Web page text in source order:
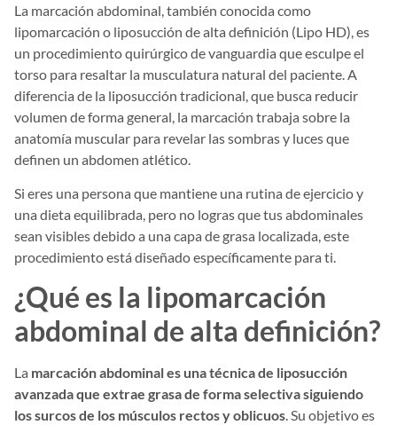
La marcación abdominal, también conocida como
lipomarcación o liposucción de alta definición (Lipo HD), es
un procedimiento quirúrgico de vanguardia que esculpe el
torso para resaltar la musculatura natural del paciente. A
diferencia de la liposucción tradicional, que busca reducir
volumen de forma general, la marcación trabaja sobre la
anatomía muscular para revelar las sombras y luces que
definen un abdomen atlético.
Si eres una persona que mantiene una rutina de ejercicio y
una dieta equilibrada, pero no logras que tus abdominales
sean visibles debido a una capa de grasa localizada, este
procedimiento está diseñado específicamente para ti.
¿Qué es la lipomarcación
abdominal de alta definición?
La marcación abdominal es una técnica de liposucción
avanzada que extrae grasa de forma selectiva siguiendo
los surcos de los músculos rectos y oblicuos. Su objetivo es